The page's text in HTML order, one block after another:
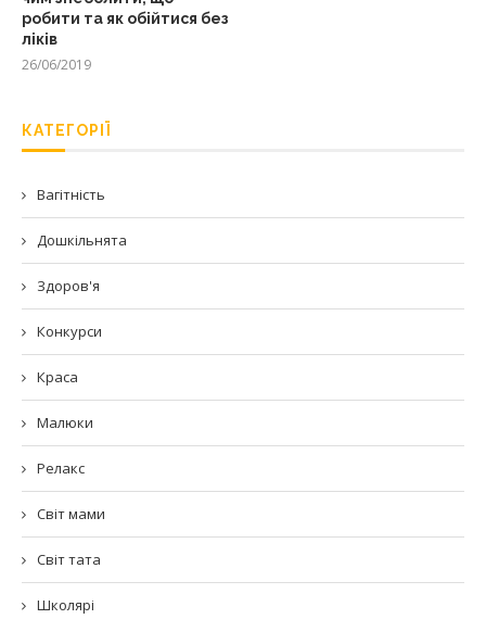
робити та як обійтися без
ліків
26/06/2019
КАТЕГОРІЇ
Вагітність
Дошкільнята
Здоров'я
Конкурси
Краса
Малюки
Релакс
Світ мами
Світ тата
Школярі